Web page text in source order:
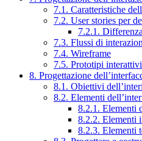
7.1. Caratteristiche
7.2. User stories per
7.2.1.
7.3. Flussi di
7.4. Wireframe
7.5. Prototipi interattivi
8. Progettazione
8.1. Obiettivi
8.2. Elementi
8.2.1. Elementi
8.2.2. Elementi
8.2.3. Elementi